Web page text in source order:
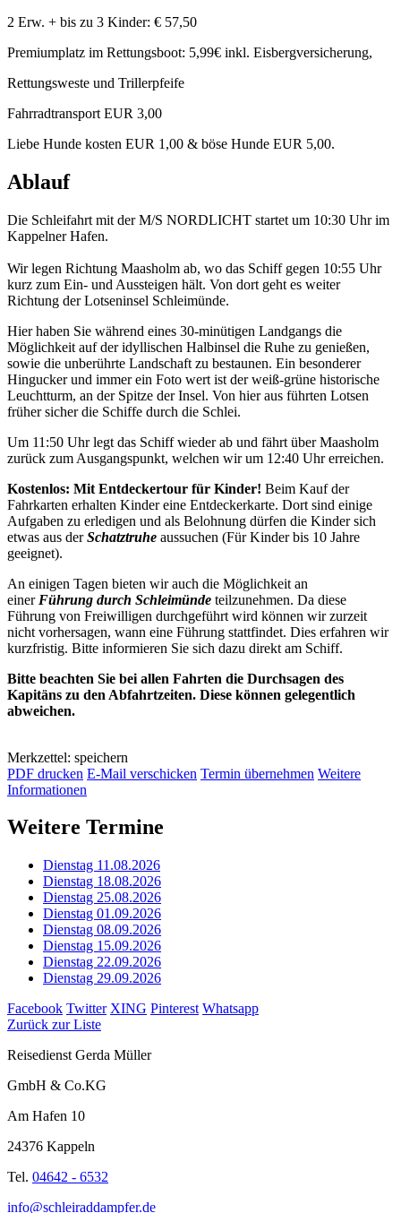
2 Erw. + bis zu 3 Kinder: € 57,50
Premiumplatz im Rettungsboot: 5,99€ inkl. Eisbergversicherung,
Rettungsweste und Trillerpfeife
Fahrradtransport EUR 3,00
Liebe Hunde kosten EUR 1,00 & böse Hunde EUR 5,00.
Ablauf
Die Schleifahrt mit der M/S NORDLICHT startet um 10:30 Uhr im
Kappelner Hafen.
Wir legen Richtung Maasholm ab, wo das Schiff gegen 10:55 Uhr
kurz zum Ein- und Aussteigen hält. Von dort geht es weiter
Richtung der Lotseninsel Schleimünde.
Hier haben Sie während eines 30-minütigen Landgangs die
Möglichkeit auf der idyllischen Halbinsel die Ruhe zu genießen,
sowie die unberührte Landschaft zu bestaunen. Ein besonderer
Hingucker und immer ein Foto wert ist der weiß-grüne historische
Leuchtturm, an der Spitze der Insel. Von hier aus führten Lotsen
früher sicher die Schiffe durch die Schlei.
Um 11:50 Uhr legt das Schiff wieder ab und fährt über Maasholm
zurück zum Ausgangspunkt, welchen wir um 12:40 Uhr erreichen.
Kostenlos: Mit Entdeckertour für Kinder! Beim Kauf der
Fahrkarten erhalten Kinder eine Entdeckerkarte. Dort sind einige
Aufgaben zu erledigen und als Belohnung dürfen die Kinder sich
etwas aus derSchatztruhe aussuchen (Für Kinder bis 10 Jahre
geeignet).
An einigen Tagen bieten wir auch die Möglichkeit an
einer Führung durch Schleimünde teilzunehmen. Da diese
Führung von Freiwilligen durchgeführt wird können wir zurzeit
nicht vorhersagen, wann eine Führung stattfindet. Dies erfahren wir
kurzfristig. Bitte informieren Sie sich dazu direkt am Schiff.
Bitte beachten Sie bei allen Fahrten die Durchsagen des
Kapitäns zu den Abfahrtzeiten. Diese können gelegentlich
abweichen.
Merkzettel: speichern
PDF drucken E-Mail verschicken Termin übernehmen Weitere
Informationen
Weitere Termine
Dienstag 11.08.2026
Dienstag 18.08.2026
Dienstag 25.08.2026
Dienstag 01.09.2026
Dienstag 08.09.2026
Dienstag 15.09.2026
Dienstag 22.09.2026
Dienstag 29.09.2026
Facebook Twitter XING Pinterest Whatsapp
Zurück zur Liste
Reisedienst Gerda Müller
GmbH & Co.KG
Am Hafen 10
24376 Kappeln
Tel. 04642 - 6532
info@schleiraddampfer.de